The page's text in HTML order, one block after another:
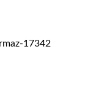
17342